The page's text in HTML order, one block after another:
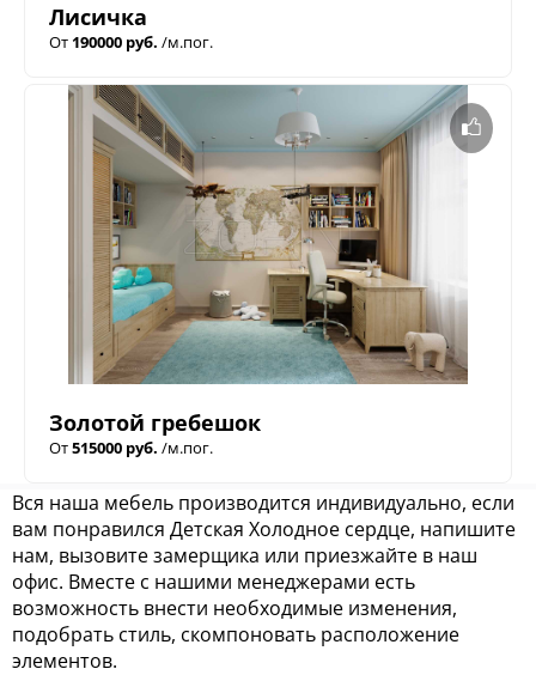
Лисичка
От 190000 руб. /м.пог.
Золотой гребешок
От515000 руб. /м.пог.
Вся наша мебель производится индивидуально, если
вам понравился Детская Холодное сердце, напишите
нам, вызовите замерщика или приезжайте в наш
офис. Вместе с нашими менеджерами есть
возможность внести необходимые изменения,
подобрать стиль, скомпоновать расположение
элементов.